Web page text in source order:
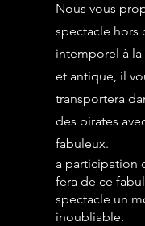
Nous vous
spectacle hors
intemporel à
et antique, il
transportera
des pirates
fabuleux.
a participation
fera de ce
spectacle un
inoubliable.